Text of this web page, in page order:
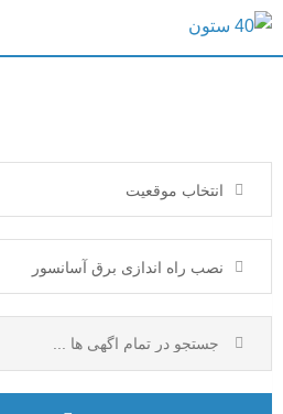
انتخاب موقعیت
نصب راه اندازی برق آسانسور